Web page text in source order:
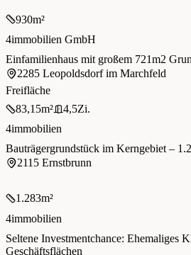
930m²
4immobilien GmbH
Einfamilienhaus mit großem 721m2
2285 Leopoldsdorf im Marchfeld
Freifläche
83,15m² 4,5Zi.
4immobilien
Bauträgergrundstück im Kerngebiet –
2115 Ernstbrunn
1.283m²
4immobilien
Seltene Investmentchance: Ehemaliges
Geschäftsflächen